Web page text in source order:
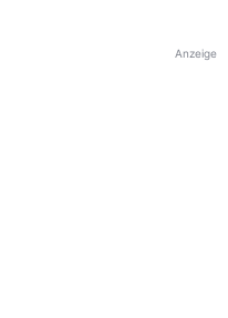
Anzeige